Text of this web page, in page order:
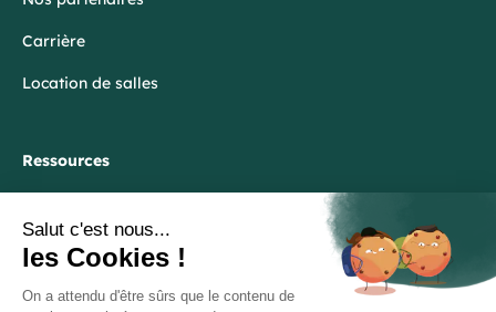
Carrière
Location de salles
Ressources
FAQ
Lexique